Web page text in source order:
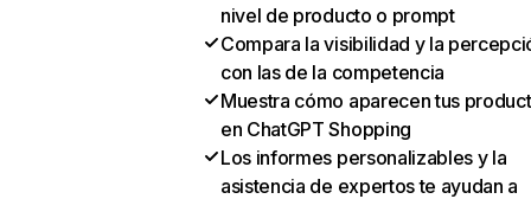
nivel de producto o prompt
Compara la visibilidad y la
con las de la competencia
Muestra cómo aparecen tus
en ChatGPT Shopping
Los informes personalizables y la
asistencia de expertos te ayudan a